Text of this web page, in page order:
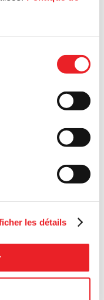
les détails
services de PME
entreprise ou